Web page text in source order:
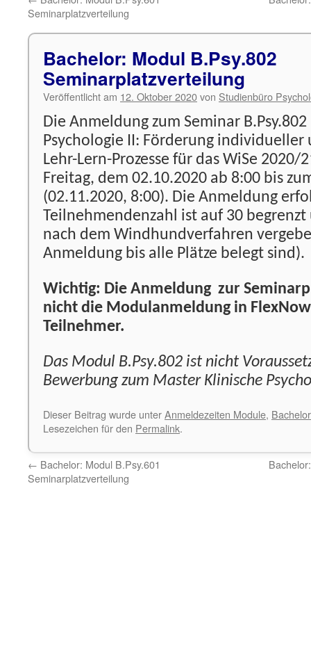
Seminarplatzverteilung
Bachelor: Modul B.Psy.802
Seminarplatzverteilung
Veröffentlicht am 12. Oktober 2020von Studienbüro
Die Anmeldung zum Seminar
Psychologie II: Förderung
Lehr-Lern-Prozesse für das WiSe 2020/
Freitag, dem 02.10.2020 ab 8:00 bis
(02.11.2020, 8:00). Die Anmeldung
Teilnehmendenzahl ist auf 30
nach dem Windhundverfahren
Anmeldung bis alle Plätze belegt sind).
Wichtig: Die Anmeldung zur
nicht die Modulanmeldung in
Teilnehmer.
Das Modul B.Psy.802 ist nicht
Bewerbung zum Master Klinische
Dieser Beitrag wurde unterAnmeldezeiten Module, Bachelor
Lesezeichen für den Permalink.
← Bachelor: Modul B.Psy.601
Seminarplatzverteilung